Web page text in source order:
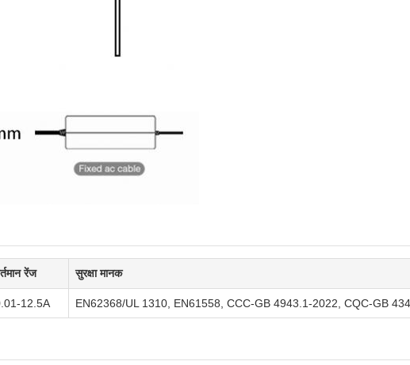
रेंज सुरक्षा मानक
12.5A EN62368/UL 1310, EN61558, CCC-GB 4943.1-2022, CQC-GB